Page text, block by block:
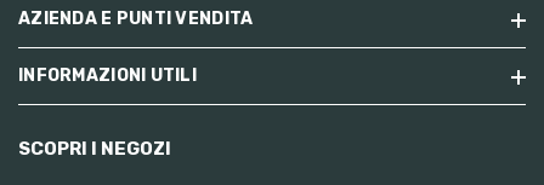
AZIENDA E PUNTI VENDITA
INFORMAZIONI UTILI
SCOPRI I NEGOZI